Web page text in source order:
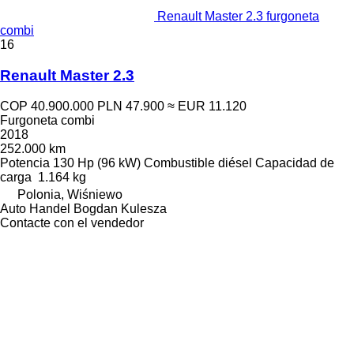
Renault Master 2.3 furgoneta
combi
16
Renault Master 2.3
COP 40.900.000 PLN 47.900 ≈ EUR 11.120
Furgoneta combi
2018
252.000 km
Potencia 130 Hp (96 kW) Combustible diésel Capacidad de
carga 1.164 kg
Polonia, Wiśniewo
Auto Handel Bogdan Kulesza
Contacte con el vendedor